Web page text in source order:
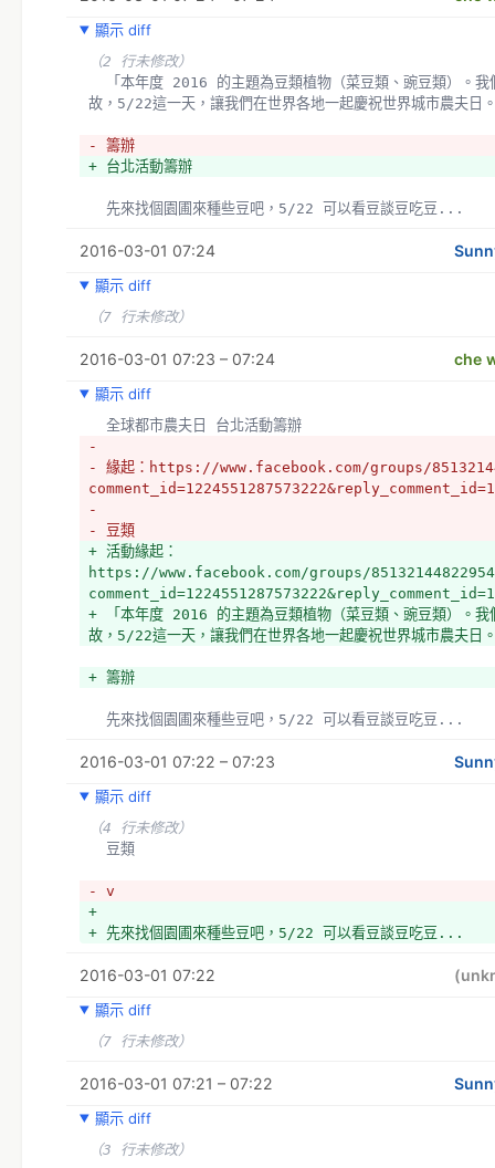
顯示 diff
（2 行未修改）
故，5/22這一天，讓我們在世界各地一起慶祝世界城市農夫日
- 籌辦
+ 台北活動籌辦
  先來找個園圃來種些豆吧，5/22 可以看豆談豆吃豆...
2016-03-01 07:24
顯示 diff
（7 行未修改）
2016-03-01 07:23 – 07:24 che
顯示 diff
  全球都市農夫日 台北活動籌辦
-
- 緣起：https://www.facebook.com/groups/
-
- 豆類
+ 活動緣起：
https://www.facebook.com/groups/
+ 「本年度 2016 的主題為豆類植物（菜豆類、豌豆類）。我
故，5/22這一天，讓我們在世界各地一起慶祝世界城市農夫日
+ 籌辦
  先來找個園圃來種些豆吧，5/22 可以看豆談豆吃豆...
2016-03-01 07:22 – 07:23
顯示 diff
（4 行未修改）
  豆類
- v
+
+ 先來找個園圃來種些豆吧，5/22 可以看豆談豆吃豆...
2016-03-01 07:22
顯示 diff
（7 行未修改）
2016-03-01 07:21 – 07:22
顯示 diff
（3 行未修改）